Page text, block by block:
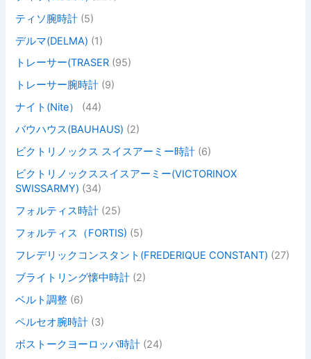
ティソ腕時計 (5)
デルマ(DELMA) (1)
トレーサー(TRASER (95)
トレーサー腕時計 (9)
ナイト(Nite）
(44)
バウハウス(BAUHAUS) (2)
ビクトリノックス スイスアーミー時計 (6)
ビクトリノックススイスアーミー(VICTORINOX
SWISSARMY) (34)
フォルティス時計 (25)
フォルティス（FORTIS) (5)
フレデリックコンスタント(FREDERIQUE CONSTANT) (27)
ブライトリング懐中時計 (2)
ベルト調整 (6)
ペルセオ腕時計 (3)
ボストークヨーロッパ時計 (24)